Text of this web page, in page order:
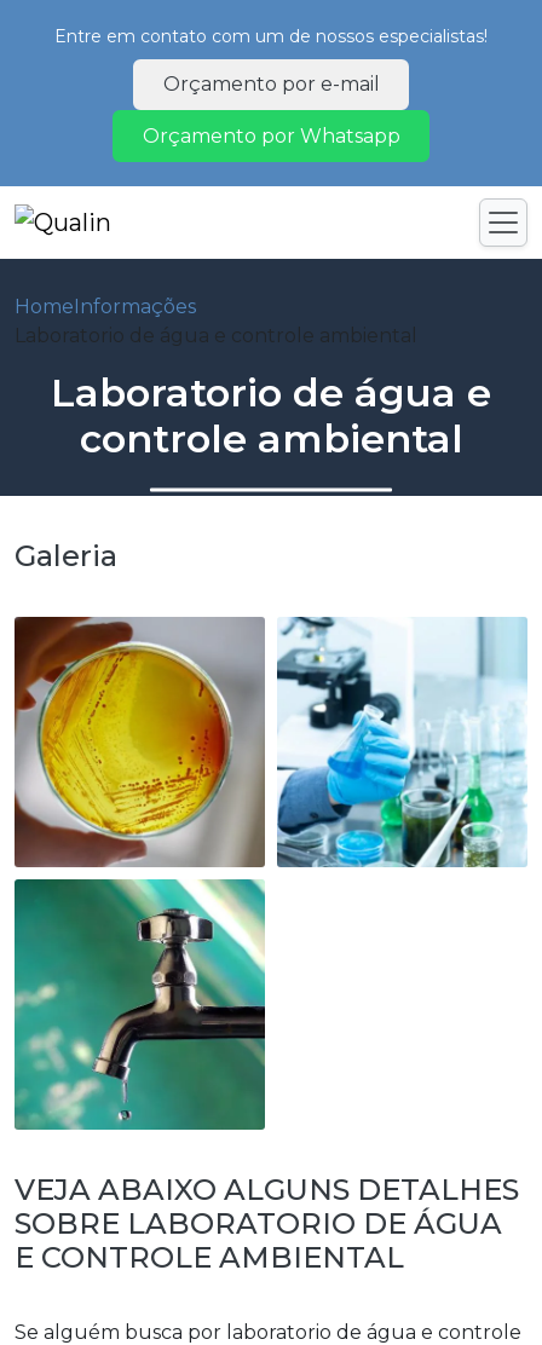
Entre em contato com um de nossos especialistas!
Orçamento por e-mail
Orçamento por Whatsapp
HomeInformações
Laboratorio de água e controle ambiental
Laboratorio de água e
controle ambiental
Galeria
VEJA ABAIXO ALGUNS DETALHES
SOBRE LABORATORIO DE ÁGUA
E CONTROLE AMBIENTAL
Se alguém busca por laboratorio de água e controle